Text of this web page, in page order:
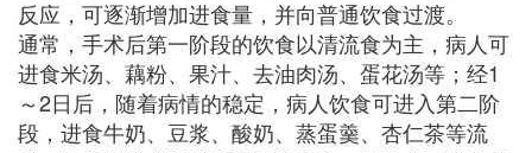
反应，可逐渐增加进食量，并向普通饮食过渡。
通常，手术后第一阶段的饮食以清流食为主，病人可
进食米汤、藕粉、果汁、去油肉汤、蛋花汤等；经1
～2日后，随着病情的稳定，病人饮食可进入第二阶
段，进食牛奶、豆浆、酸奶、蒸蛋羹、杏仁茶等流